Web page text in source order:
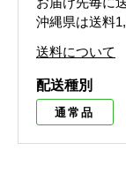
沖縄県は送料
送料について
配送種別
通常品